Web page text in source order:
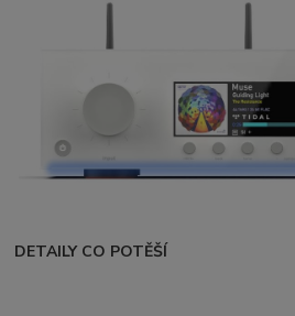
DETAILY CO POTĚŠÍ